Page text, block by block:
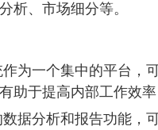
析、市场细分等。
为一个集中的平台，
助于提高内部工作效率
据分析和报告功能，